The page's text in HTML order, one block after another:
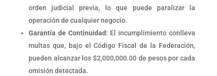
orden judicial previa, lo que puede paralizar la
operación de cualquier negocio.
Garantía de Continuidad: El incumplimiento conlleva
multas que, bajo el Código Fiscal de la Federación,
pueden alcanzar los $2,000,000.00 de pesos por cada
omisión detectada.